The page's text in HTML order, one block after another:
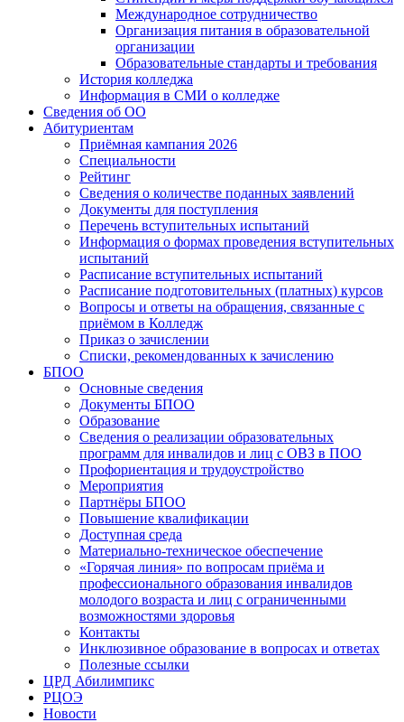
Международное сотрудничество
Организация питания в образовательной
организации
Образовательные стандарты и требования
История колледжа
Информация в СМИ о колледже
Сведения об ОО
Абитуриентам
Приёмная кампания 2026
Специальности
Рейтинг
Сведения о количестве поданных заявлений
Документы для поступления
Перечень вступительных испытаний
Информация о формах проведения вступительных
испытаний
Расписание вступительных испытаний
Расписание подготовительных (платных) курсов
Вопросы и ответы на обращения, связанные с
приёмом в Колледж
Приказ о зачислении
Списки, рекомендованных к зачислению
БПОО
Основные сведения
Документы БПОО
Образование
Сведения о реализации образовательных
программ для инвалидов и лиц с ОВЗ в ПОО
Профориентация и трудоустройство
Мероприятия
Партнёры БПОО
Повышение квалификации
Доступная среда
Материально-техническое обеспечение
«Горячая линия» по вопросам приёма и
профессионального образования инвалидов
молодого возраста и лиц с ограниченными
возможностями здоровья
Контакты
Инклюзивное образование в вопросах и ответах
Полезные ссылки
ЦРД Абилимпикс
РЦОЭ
Новости